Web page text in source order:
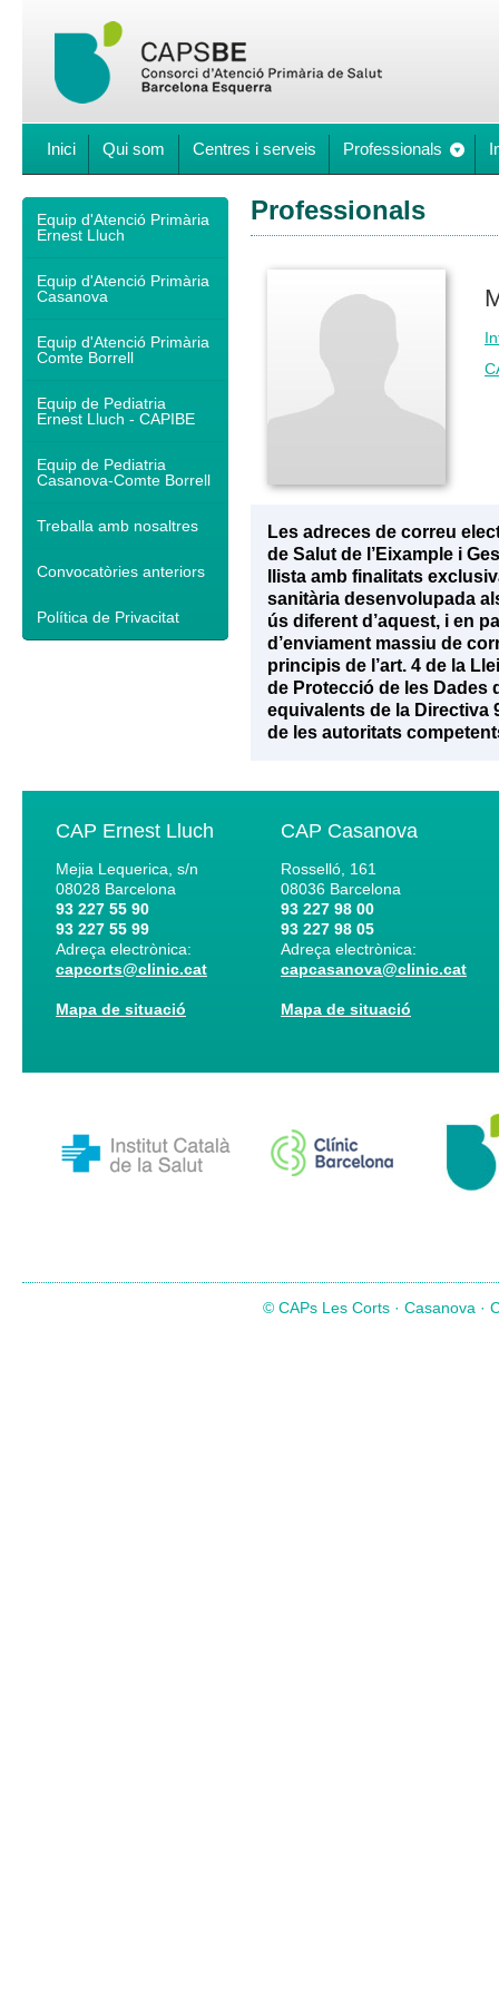
Inici Qui som Centres i serveis Professionals
Equip d'Atenció Primària
Ernest Lluch
Equip d'Atenció Primària
Casanova
Equip d'Atenció Primària
Comte Borrell
Equip de Pediatria
Ernest Lluch - CAPIBE
Equip de Pediatria
Casanova-Comte Borrell
Treballa amb nosaltres
Convocatòries anteriors
Política de Privacitat
Professionals
Les adreces de correu
de Salut de l’Eixample i
llista amb finalitats
sanitària desenvolupada
ús diferent d’aquest, i en
d’enviament massiu de
principis de l’art. 4 de la
de Protecció de les Dades
equivalents de la Directiva
de les autoritats
CAP Ernest Lluch
Mejia Lequerica, s/n
08028 Barcelona
93 227 55 90
93 227 55 99
Adreça electrònica:
capcorts@clinic.cat
Mapa de situació
CAP Casanova
Rosselló, 161
08036 Barcelona
93 227 98 00
93 227 98 05
Adreça electrònica:
capcasanova@clinic.cat
Mapa de situació
© CAPs Les Corts · Casanova ·